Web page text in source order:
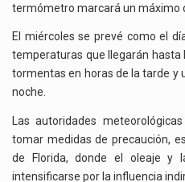
termómetro marcará un máximo
El miércoles se prevé como el
temperaturas que llegarán hasta
tormentas en horas de la tarde y
noche.
Las autoridades
tomar medidas de precaución,
de Florida, donde el oleaje y
intensificarse por la influencia